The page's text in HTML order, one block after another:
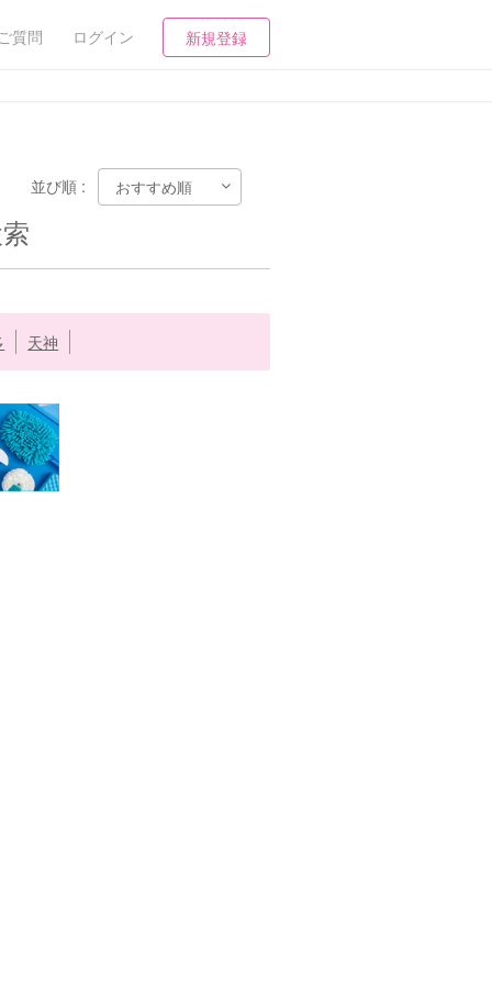
質問 ログイン 新規登録
並び順 :
天神